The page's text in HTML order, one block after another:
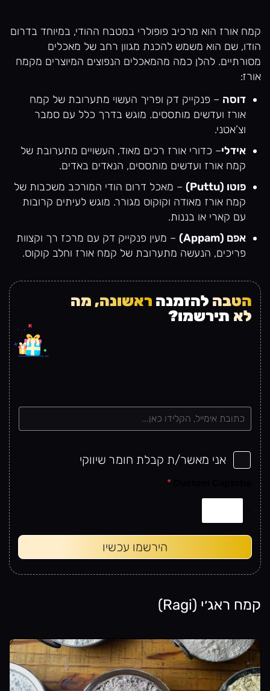
קמח אורז הוא מרכיב פופולרי במטבח ההודי, במיוחד בדרום
הודו, שם הוא משמש להכנת מגוון רחב של מאכלים
מסורתיים. להלן כמה מהמאכלים הנפוצים המיוצרים מקמח
אורז:
דוסה – פנקייק דק ופריך העשוי מתערובת של קמח
אורז ועדשים מותססים. מוגש בדרך כלל עם סמבר
וצ’אטני.
אידלי– כדורי אורז רכים מאוד, העשויים מתערובת של
קמח אורז ועדשים מותססים, הנאדים באדים.
פוטו (Puttu)
– מאכל דרום הודי המורכב משכבות של
קמח אורז מאודה וקוקוס מגורר. מוגש לעיתים קרובות
עם קארי או בננות.
אפם (Appam)
– מעין פנקייק דק עם מרכז רך וקצוות
פריכים, הנעשה מתערובת של קמח אורז וחלב קוקוס.
הטבה להזמנה ראשונה, מה
לא תירשמו?
e
m
a
l
*
אני מאשר/ת קבלת חומר שיווקי
*
הירשמו עכשיו
קמח ראג׳י (Ragi)